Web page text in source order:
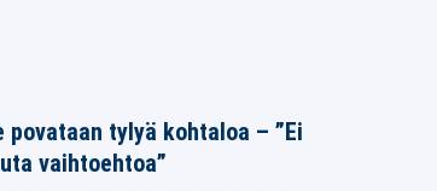
tylyä kohtaloa – ”Ei
vaihtoehtoa”